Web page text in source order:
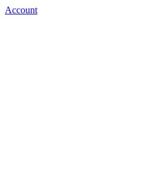
Account